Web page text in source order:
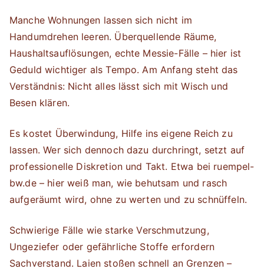
Manche Wohnungen lassen sich nicht im
Handumdrehen leeren. Überquellende Räume,
Haushaltsauflösungen, echte Messie-Fälle – hier ist
Geduld wichtiger als Tempo. Am Anfang steht das
Verständnis: Nicht alles lässt sich mit Wisch und
Besen klären.
Es kostet Überwindung, Hilfe ins eigene Reich zu
lassen. Wer sich dennoch dazu durchringt, setzt auf
professionelle Diskretion und Takt. Etwa bei ruempel-
bw.de – hier weiß man, wie behutsam und rasch
aufgeräumt wird, ohne zu werten und zu schnüffeln.
Schwierige Fälle wie starke Verschmutzung,
Ungeziefer oder gefährliche Stoffe erfordern
Sachverstand. Laien stoßen schnell an Grenzen –